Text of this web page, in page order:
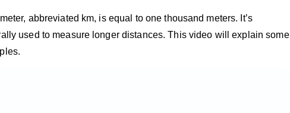
abbreviated km, is equal to one thousand meters. It’s
used to measure longer distances. This video will explain some